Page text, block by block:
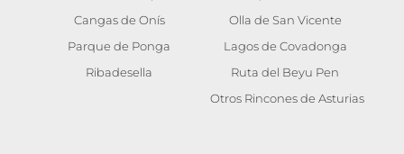
Cangas de Onís
Parque de Ponga
Ribadesella
Olla de San Vicente
Lagos de Covadonga
Ruta del Beyu Pen
Otros Rincones de Asturias